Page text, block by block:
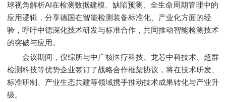
球视角解析AI在检测数据建模、缺陷预测、全生命周期管理中的
应用逻辑，分享德国在智能检测装备标准化、产业化方面的经
验，呼吁中德深化技术研发与标准合作，共同推动智能检测技术
的突破与应用。
会议期间，仪综所与中广核医疗科技、龙芯中科技术、超群
检测科技等优势企业签订了战略合作框架协议，将在技术研发、
标准研制、产业生态共建等领域携手推动技术成果转化与产业升
级。